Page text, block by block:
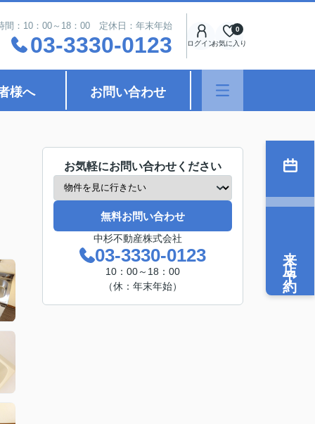
間：10：00～18：00 定休日：年末年始
03-3330-0123 ログインお気に入り
0
様へ お問い合わせ
お気軽にお問い合わせください
無料お問い合わせ
中杉不動産株式会社
03-3330-0123
10：00～18：00
（休：年末年始）
来店予約